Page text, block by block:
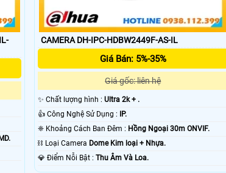
CAMERA DH-IPC-HDBW2449F-AS-IL
Giá Bán: 5%-35%
Giá gốc: liên hệ
✨ Chất lượng hình : Ultra 2k + .
👍 Công Nghệ Sử Dụng :
IP.
❈ Khoảng Cách Ban Đêm : Hồng Ngoại 30m ONVIF.
⛓ Loại Camera Dome Kim loại + Nhựa.
️💎 Điểm Nỗi Bật : Thu Âm Và Loa.